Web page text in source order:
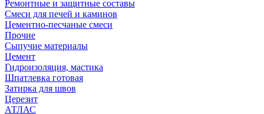
Ремонтные и защитные составы
Смеси для печей и каминов
Цементно-песчаные смеси
Прочие
Сыпучие материалы
Цемент
Гидроизоляция, мастика
Шпатлевка готовая
Затирка для швов
Церезит
АТЛАС